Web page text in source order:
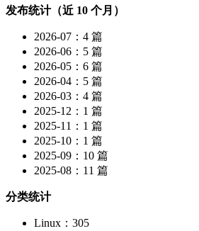
发布统计（近 10 个月）
2026-07：4 篇
2026-06：5 篇
2026-05：6 篇
2026-04：5 篇
2026-03：4 篇
2025-12：1 篇
2025-11：1 篇
2025-10：1 篇
2025-09：10 篇
2025-08：11 篇
分类统计
Linux：305